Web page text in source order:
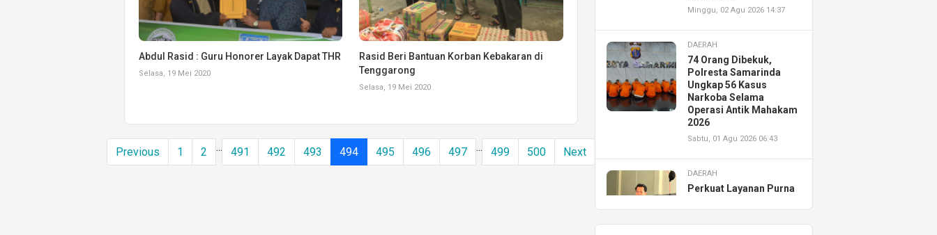
Abdul Rasid : Guru Honorer Layak Dapat THR
Selasa, 19 Mei 2020
Rasid Beri Bantuan Korban Kebakaran di
Tenggarong
Selasa, 19 Mei 2020
Previous 1 2 ... 491 492 493 494 495 496 497 ... 499 500 Next
Minggu, 02 Agu 2026 14:37
DAERAH
74 Orang Dibekuk,
Polresta Samarinda
Ungkap 56 Kasus
Narkoba Selama
Operasi Antik Mahakam
2026
Sabtu, 01 Agu 2026 06:43
DAERAH
Perkuat Layanan Purna
Resmikan AHASS